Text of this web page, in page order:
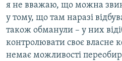
я не вважаю, що можна
у тому, що там наразі
також обманули – у них
контролювати своє власне
немає можливості